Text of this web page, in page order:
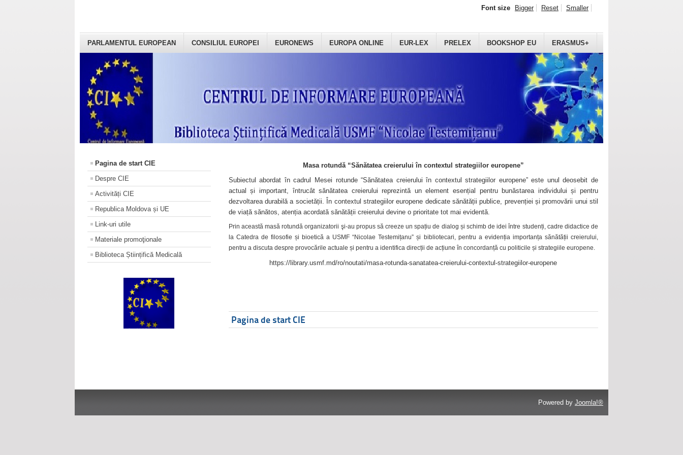
PARLAMENTUL EUROPEAN CONSILIUL EUROPEI EURONEWS EUROPA ONLINE EUR-LEX PRELEX BOOKSHOP EU ERASMUS+
Font size Bigger Reset Smaller
Pagina de start CIE
Despre CIE
Activități CIE
Republica Moldova și UE
Link-uri utile
Materiale promoţionale
Biblioteca Științifică Medicală
Masa rotundă “Sănătatea creierului în contextul strategiilor europene”
Subiectul abordat în cadrul Mesei rotunde “Sănătatea creierului în contextul strategiilor europene” este unul deosebit de
actual și important, întrucât sănătatea creierului reprezintă un element esențial pentru bunăstarea individului și pentru
dezvoltarea durabilă a societății. În contextul strategiilor europene dedicate sănătății publice, prevenției și promovării unui stil
de viață sănătos, atenția acordată sănătății creierului devine o prioritate tot mai evidentă.
Prin această masă rotundă organizatorii şi-au propus să creeze un spațiu de dialog și schimb de idei între studenți, cadre didactice de
la Catedra de filosofie și bioetică a USMF “Nicolae Testemițanu” și bibliotecari, pentru a evidenția importanța sănătății creierului,
pentru a discuta despre provocările actuale și pentru a identifica direcții de acțiune în concordanță cu politicile și strategiile europene.
https://library.usmf.md/ro/noutati/masa-rotunda-sanatatea-creierului-contextul-strategiilor-europene
Pagina de start CIE
Powered by Joomla!®